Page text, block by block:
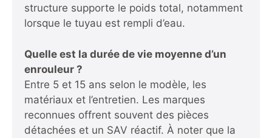
structure supporte le poids total, notamment
lorsque le tuyau est rempli d’eau.
Quelle est la durée de vie moyenne d’un
enrouleur ?
Entre 5 et 15 ans selon le modèle, les
matériaux et l’entretien. Les marques
reconnues offrent souvent des pièces
détachées et un SAV réactif. À noter que la